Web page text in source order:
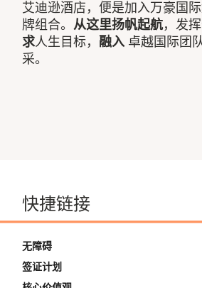
艾迪逊酒店，便是加入万豪国
牌组合。从这里扬帆起航，发
求人生目标， 融入 卓越国际团队
采。
快捷链接
无障碍
签证计划